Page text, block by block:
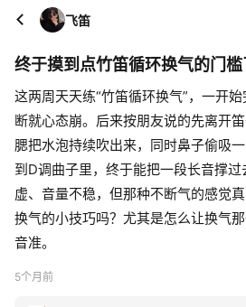
飞笛
终于摸到点竹笛循环换气的门槛
这两周天天练“竹笛循环换气”，一开
断就心态崩。后来按朋友说的先离开
腮把水泡持续吹出来，同时鼻子偷吸
到D调曲子里，终于能把一段长音撑
虚、音量不稳，但那种不断气的感觉
换气的小技巧吗？尤其是怎么让换气
音准。
5个月前